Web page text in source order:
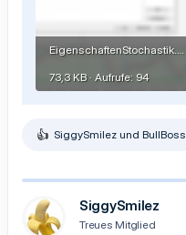
73,3 KB · Aufrufe: 94
R
k
i
o
SiggySmilez und BullBoss
SiggySmilez
Treues Mitglied